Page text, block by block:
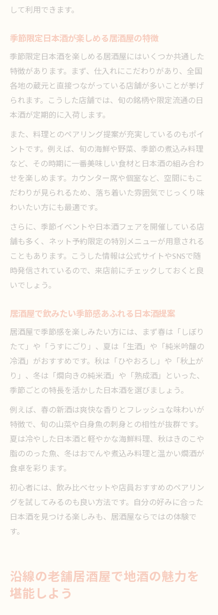
して利用できます。
季節限定日本酒が楽しめる居酒屋の特徴
季節限定日本酒を楽しめる居酒屋にはいくつか共通した
特徴があります。まず、仕入れにこだわりがあり、全国
各地の蔵元と直接つながっている店舗が多いことが挙げ
られます。こうした店舗では、旬の銘柄や限定流通の日
本酒が定期的に入荷します。
また、料理とのペアリング提案が充実しているのもポイ
ントです。例えば、旬の海鮮や野菜、季節の煮込み料理
など、その時期に一番美味しい食材と日本酒の組み合わ
せを楽しめます。カウンター席や個室など、空間にもこ
だわりが見られるため、落ち着いた雰囲気でじっくり味
わいたい方にも最適です。
さらに、季節イベントや日本酒フェアを開催している店
舗も多く、ネット予約限定の特別メニューが用意される
こともあります。こうした情報は公式サイトやSNSで随
時発信されているので、来店前にチェックしておくと良
いでしょう。
居酒屋で飲みたい季節感あふれる日本酒提案
居酒屋で季節感を楽しみたい方には、まず春は「しぼり
たて」や「うすにごり」、夏は「生酒」や「純米吟醸の
冷酒」がおすすめです。秋は「ひやおろし」や「秋上が
り」、冬は「燗向きの純米酒」や「熟成酒」といった、
季節ごとの特長を活かした日本酒を選びましょう。
例えば、春の新酒は爽快な香りとフレッシュな味わいが
特徴で、旬の山菜や白身魚の刺身との相性が抜群です。
夏は冷やした日本酒と軽やかな海鮮料理、秋はきのこや
脂ののった魚、冬はおでんや煮込み料理と温かい燗酒が
食卓を彩ります。
初心者には、飲み比べセットや店員おすすめのペアリン
グを試してみるのも良い方法です。自分の好みに合った
日本酒を見つける楽しみも、居酒屋ならではの体験で
す。
沿線の老舗居酒屋で地酒の魅力を
堪能しよう